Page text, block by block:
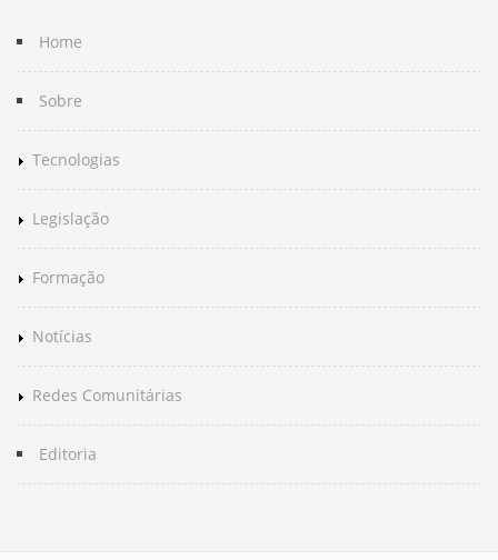
Home
Sobre
Tecnologias
Legislação
Formação
Notícias
Redes Comunitárias
Editoria